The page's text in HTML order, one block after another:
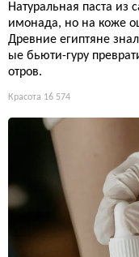
Натуральная паста из
имонада, но на коже
Древние египтяне
ые бьюти-гуру
отров.
Красота 16 574